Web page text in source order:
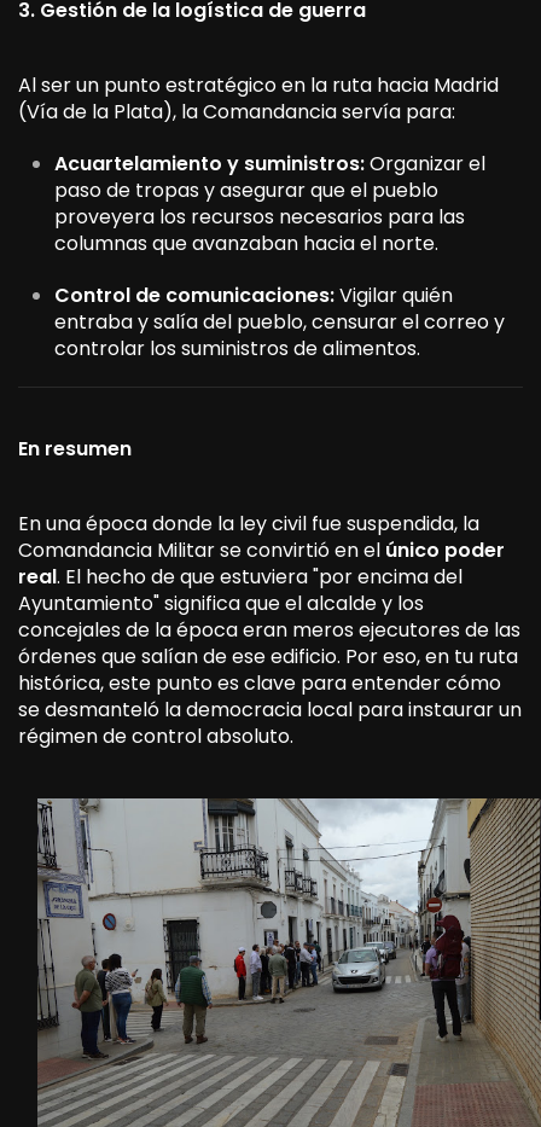
3. Gestión de la logística de guerra
Al ser un punto estratégico en la ruta hacia Madrid
(Vía de la Plata), la Comandancia servía para:
Acuartelamiento y suministros:Organizar el
paso de tropas y asegurar que el pueblo
proveyera los recursos necesarios para las
columnas que avanzaban hacia el norte.
Control de comunicaciones:Vigilar quién
entraba y salía del pueblo, censurar el correo y
controlar los suministros de alimentos.
En resumen
En una época donde la ley civil fue suspendida, la
Comandancia Militar se convirtió en el único poder
real. El hecho de que estuviera "por encima del
Ayuntamiento" significa que el alcalde y los
concejales de la época eran meros ejecutores de las
órdenes que salían de ese edificio. Por eso, en tu ruta
histórica, este punto es clave para entender cómo
se desmanteló la democracia local para instaurar un
régimen de control absoluto.